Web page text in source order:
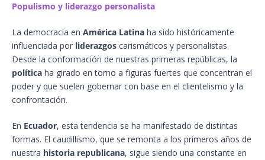
Populismo y liderazgo personalista
La democracia en América Latina ha sido históricamente
influenciada por liderazgos carismáticos y personalistas.
Desde la conformación de nuestras primeras repúblicas, la
política ha girado en torno a figuras fuertes que concentran el
poder y que suelen gobernar con base en el clientelismo y la
confrontación.
En Ecuador, esta tendencia se ha manifestado de distintas
formas. El caudillismo, que se remonta a los primeros años de
nuestra historia republicana, sigue siendo una constante en